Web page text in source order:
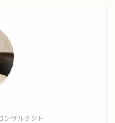
ンサルタント